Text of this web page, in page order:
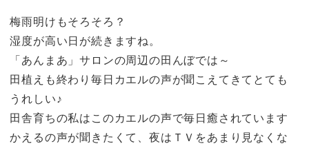
梅雨明けもそろそろ？
湿度が高い日が続きますね。
「あんまあ」サロンの周辺の田んぼでは～
田植えも終わり毎日カエルの声が聞こえてきてとても
うれしい♪
田舎育ちの私はこのカエルの声で毎日癒されています
かえるの声が聞きたくて、夜はＴＶをあまり見なくな